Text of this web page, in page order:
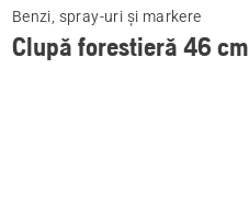
mai
multe
Benzi, spray-uri și markere
Clupă forestieră 46 cm